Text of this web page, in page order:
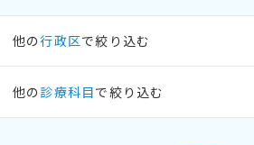
他の行政区で絞り込む
他の 診療科目で絞り込む